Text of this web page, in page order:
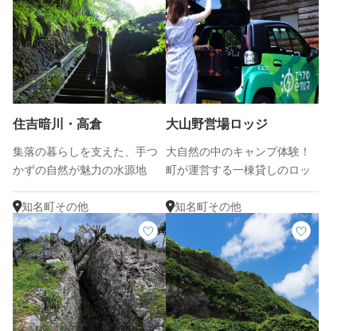
住吉暗川・高倉
集落の暮らしを支えた、手つ
かずの自然が魅力の水源地
知名町その他
大山野営場ロッジ
大自然の中のキャンプ体験！
町が運営する一棟貸しのロッ
ジ
知名町その他